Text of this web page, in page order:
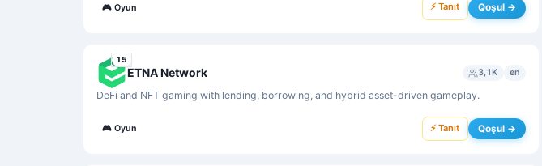
🎮 Oyun ⚡ Tanıt Qoşul →
15
ETNA Network 3,1K en
DeFi and NFT gaming with lending, borrowing, and hybrid asset-driven gameplay.
🎮 Oyun ⚡ Tanıt Qoşul →